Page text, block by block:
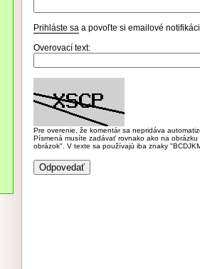
Prihláste sa a povoľte si emailové
Overovací text:
Pre overenie, že komentár sa nepridáva
Písmená musíte zadávať rovnako ako na
obrázok". V texte sa používajú iba znaky